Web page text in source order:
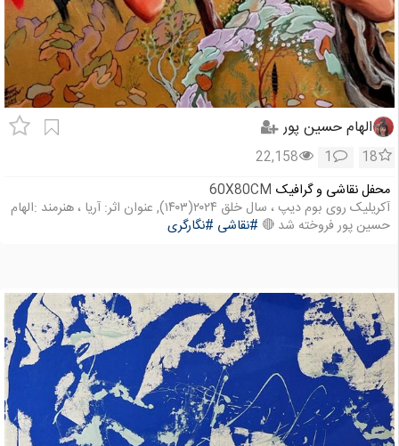
الهام حسین پور
18
1
22,158
محفل نقاشی و گرافیک 60X80CM
آکریلیک روی بوم دیپ ، سال خلق ۲۰۲۴(۱۴۰۳), عنوان اثر: آریا ، هنرمند :الهام
حسین پور فروخته شد 🔴 #نقاشی #نگارگری